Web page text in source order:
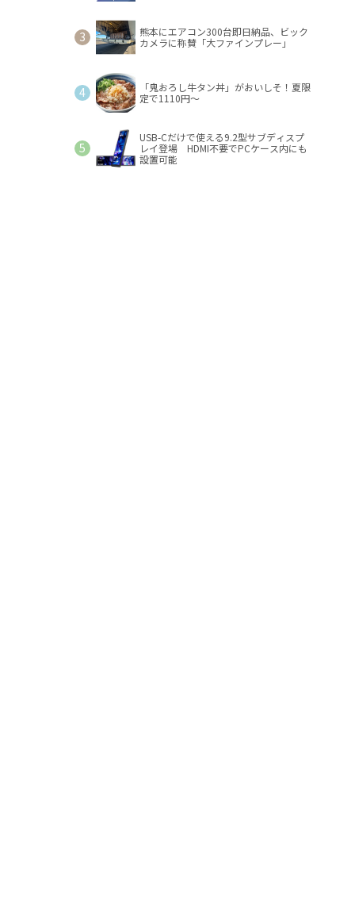
熊本にエアコン300台即日納品、ビック
カメラに称賛「大ファインプレー」
「鬼おろし牛タン丼」がおいしそ！夏限
定で1110円～
USB-Cだけで使える9.2型サブディスプ
レイ登場 HDMI不要でPCケース内にも
設置可能